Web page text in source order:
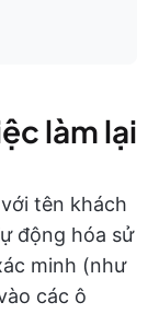
làm lại
với tên khách
động hóa sử
minh (như
các ô